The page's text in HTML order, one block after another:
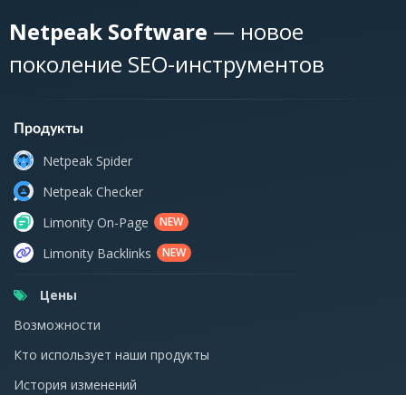
Netpeak Software — новое
поколение SEO-инструментов
Продукты
Netpeak Spider
Netpeak Checker
Limonity On-Page
NEW
Limonity Backlinks NEW
Цены
Возможности
Кто использует наши продукты
История изменений